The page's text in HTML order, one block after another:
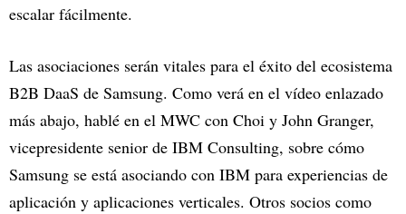
escalar fácilmente.
Las asociaciones serán vitales para el éxito del ecosistema
B2B DaaS de Samsung. Como verá en el vídeo enlazado
más abajo, hablé en el MWC con Choi y John Granger,
vicepresidente senior de IBM Consulting, sobre cómo
Samsung se está asociando con IBM para experiencias de
aplicación y aplicaciones verticales. Otros socios como